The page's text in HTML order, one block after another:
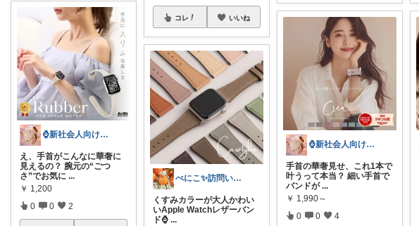
⌚新社会人向け｜腕時計
え、手首がこんなに華奢に
見えるの？ 腕元の“ごつ
さ”でお気に ...
￥ 1,200
0 0 2
コレ いいね
べにこ✨訪問いただき感謝です
くすみカラーが大人かわい
いApple Watchレザーバン
ド⌚ ...
⌚新社会人向け｜腕時計
手首の華奢見せ、これ1本で
叶うって本当？ 細い手首で
バンドが ...
￥ 1,990～
0 0 4